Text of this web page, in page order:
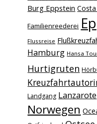
Burg Eppstein
Familienreederei
Flussreise
Hamburg Hansa
Hurtigruten
Landgang Lanzarote
Norwegen